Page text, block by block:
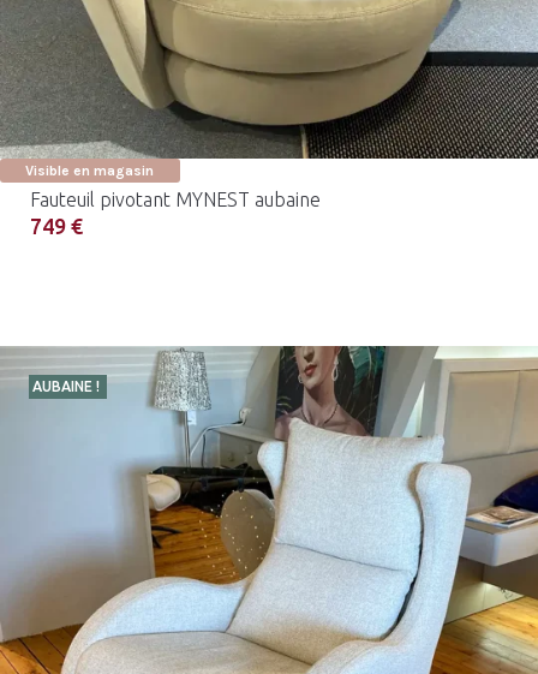
Visible en magasin
Fauteuil pivotant MYNEST aubaine
749 €
AUBAINE !